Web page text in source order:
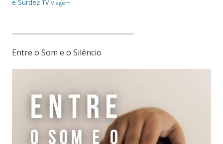
e Surdez TV Viagem
Entre o Som e o Silêncio